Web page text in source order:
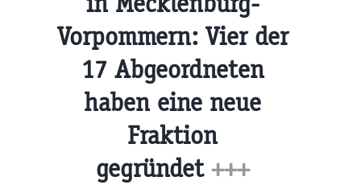
Vorpommern: Vier der
17 Abgeordneten
haben eine neue
Fraktion
gegründet +++